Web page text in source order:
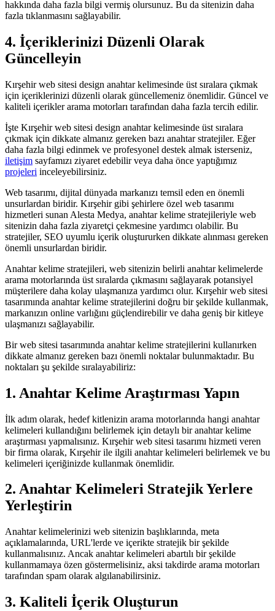
hakkında daha fazla bilgi vermiş olursunuz. Bu da sitenizin daha
fazla tıklanmasını sağlayabilir.
4. İçeriklerinizi Düzenli Olarak
Güncelleyin
Kırşehir web sitesi design anahtar kelimesinde üst sıralara çıkmak
için içeriklerinizi düzenli olarak güncellemeniz önemlidir. Güncel ve
kaliteli içerikler arama motorları tarafından daha fazla tercih edilir.
İşte Kırşehir web sitesi design anahtar kelimesinde üst sıralara
çıkmak için dikkate almanız gereken bazı anahtar stratejiler. Eğer
daha fazla bilgi edinmek ve profesyonel destek almak isterseniz,
iletişim sayfamızı ziyaret edebilir veya daha önce yaptığımız
projeleri inceleyebilirsiniz.
Web tasarımı, dijital dünyada markanızı temsil eden en önemli
unsurlardan biridir. Kırşehir gibi şehirlere özel web tasarımı
hizmetleri sunan Alesta Medya, anahtar kelime stratejileriyle web
sitenizin daha fazla ziyaretçi çekmesine yardımcı olabilir. Bu
stratejiler, SEO uyumlu içerik oluştururken dikkate alınması gereken
önemli unsurlardan biridir.
Anahtar kelime stratejileri, web sitenizin belirli anahtar kelimelerde
arama motorlarında üst sıralarda çıkmasını sağlayarak potansiyel
müşterilere daha kolay ulaşmanıza yardımcı olur. Kırşehir web sitesi
tasarımında anahtar kelime stratejilerini doğru bir şekilde kullanmak,
markanızın online varlığını güçlendirebilir ve daha geniş bir kitleye
ulaşmanızı sağlayabilir.
Bir web sitesi tasarımında anahtar kelime stratejilerini kullanırken
dikkate almanız gereken bazı önemli noktalar bulunmaktadır. Bu
noktaları şu şekilde sıralayabiliriz:
1. Anahtar Kelime Araştırması Yapın
İlk adım olarak, hedef kitlenizin arama motorlarında hangi anahtar
kelimeleri kullandığını belirlemek için detaylı bir anahtar kelime
araştırması yapmalısınız. Kırşehir web sitesi tasarımı hizmeti veren
bir firma olarak, Kırşehir ile ilgili anahtar kelimeleri belirlemek ve bu
kelimeleri içeriğinizde kullanmak önemlidir.
2. Anahtar Kelimeleri Stratejik Yerlere
Yerleştirin
Anahtar kelimelerinizi web sitenizin başlıklarında, meta
açıklamalarında, URL'lerde ve içerikte stratejik bir şekilde
kullanmalısınız. Ancak anahtar kelimeleri abartılı bir şekilde
kullanmamaya özen göstermelisiniz, aksi takdirde arama motorları
tarafından spam olarak algılanabilirsiniz.
3. Kaliteli İçerik Oluşturun